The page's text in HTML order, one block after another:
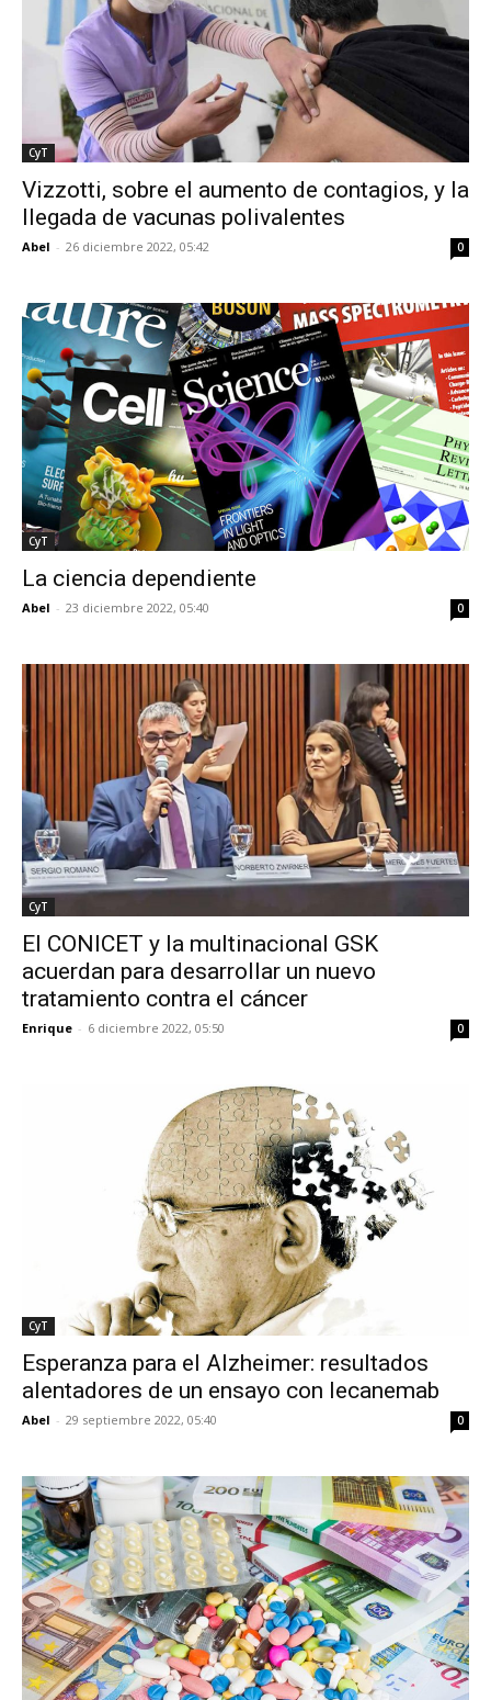
CyT
Vizzotti, sobre el aumento de contagios, y la
llegada de vacunas polivalentes
Abel - 26 diciembre 2022, 05:42 0
CyT
La ciencia dependiente
Abel - 23 diciembre 2022, 05:40 0
CyT
El CONICET y la multinacional GSK
acuerdan para desarrollar un nuevo
tratamiento contra el cáncer
Enrique - 6 diciembre 2022, 05:50 0
CyT
Esperanza para el Alzheimer: resultados
alentadores de un ensayo con lecanemab
Abel - 29 septiembre 2022, 05:40 0